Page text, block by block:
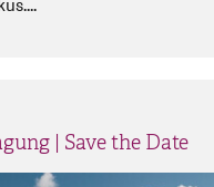
| Save the Date